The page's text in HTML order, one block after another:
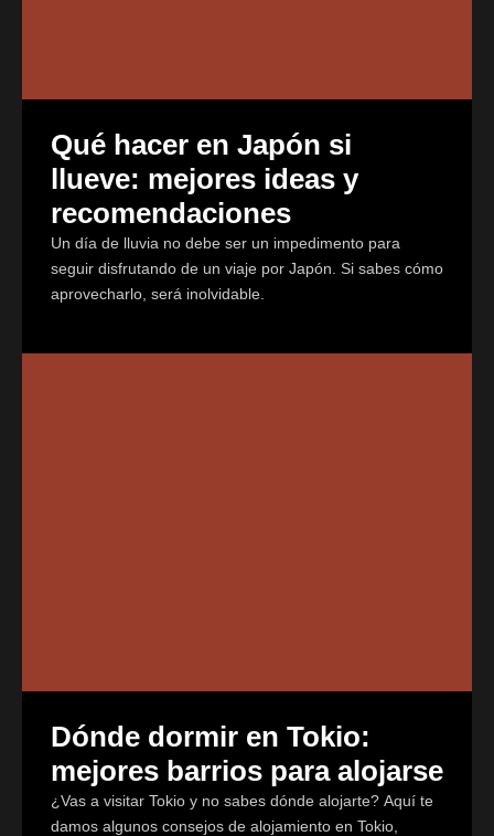
Qué hacer en Japón si
llueve: mejores ideas y
recomendaciones
Un día de lluvia no debe ser un impedimento para
seguir disfrutando de un viaje por Japón. Si sabes cómo
aprovecharlo, será inolvidable.
Dónde dormir en Tokio:
mejores barrios para alojarse
¿Vas a visitar Tokio y no sabes dónde alojarte? Aquí te
damos algunos consejos de alojamiento en Tokio,